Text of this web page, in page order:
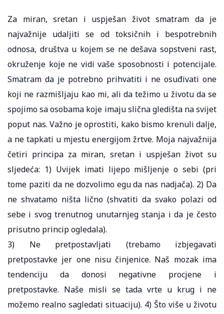
Za miran, sretan i uspješan život smatram da je
najvažnije udaljiti se od toksičnih i bespotrebnih
odnosa, društva u kojem se ne dešava sopstveni rast,
okruženje koje ne vidi vaše sposobnosti i potencijale.
Smatram da je potrebno prihvatiti i ne osuđivati one
koji ne razmišljaju kao mi, ali da težimo u životu da se
spojimo sa osobama koje imaju slična gledišta na svijet
poput nas. Važno je oprostiti, kako bismo krenuli dalje,
a ne tapkati u mjestu energijom žrtve. Moja najvažnija
četiri principa za miran, sretan i uspješan život su
sljedeća: 1) Uvijek imati lijepo mišljenje o sebi (pri
tome paziti da ne dozvolimo egu da nas nadjača). 2) Da
ne shvatamo ništa lično (shvatiti da svako polazi od
sebe i svog trenutnog unutarnjeg stanja i da je često
prisutno princip ogledala).
3) Ne pretpostavljati (trebamo izbjegavati
pretpostavke jer one nisu činjenice. Naš mozak ima
tendenciju da donosi negativne procjene i
pretpostavke. Naše misli se tada vrte u krug i ne
možemo realno sagledati situaciju). 4) Što više u životu